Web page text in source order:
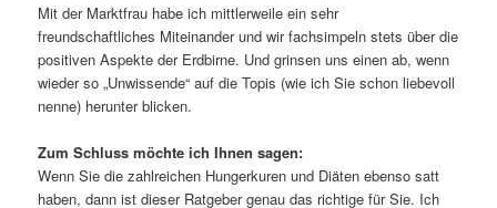
Mit der Marktfrau habe ich mittlerweile ein sehr
freundschaftliches Miteinander und wir fachsimpeln stets über die
positiven Aspekte der Erdbirne. Und grinsen uns einen ab, wenn
wieder so „Unwissende“ auf die Topis (wie ich Sie schon liebevoll
nenne) herunter blicken.
Zum Schluss möchte ich Ihnen sagen:
Wenn Sie die zahlreichen Hungerkuren und Diäten ebenso satt
haben, dann ist dieser Ratgeber genau das richtige für Sie. Ich